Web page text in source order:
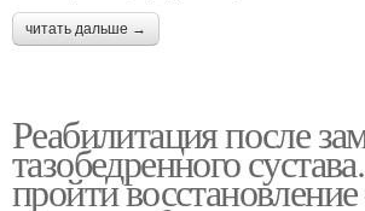
читать дальше →
Реабилитация после
тазобедренного
пройти